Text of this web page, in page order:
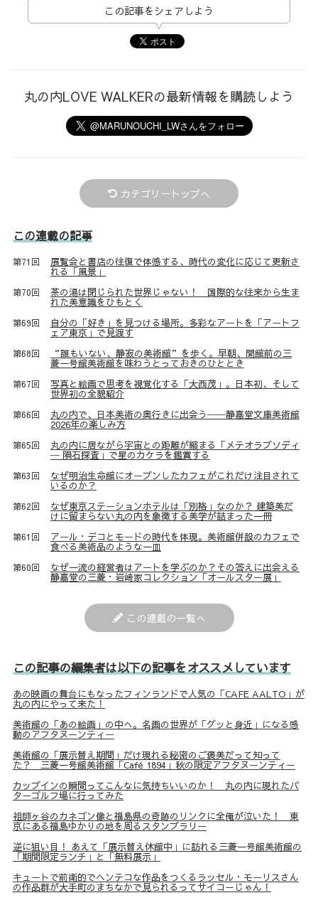
この記事をシェアしよう
丸の内LOVE WALKERの最新情報を購読しよう
カテゴリートップへ
この連載の記事
第71回 展覧会と書店の往復で体感する、時代の変化に応じて更新さ
れる「風景」
第70回 茶の湯は閉じられた世界じゃない！ 国際的な往来から生ま
れた美意識をひもとく
第69回 自分の「好き」を見つける場所。多彩なアートを「アートフ
ェア東京」で見渡す
第68回 “誰もいない、静寂の美術館”を歩く。早朝、開館前の三
菱一号館美術館を味わうとっておきのひととき
第67回 写真と絵画で思考を視覚化する「大西茂」。日本初、そして
世界初の全貌紹介
第66回 丸の内で、日本美術の奥行きに出会う──静嘉堂文庫美術館
2026年の楽しみ方
第65回 丸の内に居ながら宇宙との距離が縮まる「メテオラプソディ
─ 隕石探査」で星のカケラを鑑賞する
第63回 なぜ明治生命館にオープンしたカフェがこれだけ注目されて
いるのか？
第62回 なぜ東京ステーションホテルは「別格」なのか？ 建築美だ
けに留まらない丸の内を象徴する美学が詰まった一冊
第61回 アール・デコとモードの時代を体現。美術館併設のカフェで
食べる美術品のような一皿
第60回 なぜ一流の経営者はアートを学ぶのか？その答えに出会える
静嘉堂の三菱・岩﨑家コレクション「オールスター展」
この連載の一覧へ
この記事の編集者は以下の記事をオススメしています
あの映画の舞台にもなったフィンランドで人気の「CAFE AALTO」が
丸の内にやって来た！
美術館の「あの絵画」の中へ。名画の世界が「グッと身近」になる感
動のアフタヌーンティー
美術館の「展示替え期間」だけ現れる秘密のご褒美だって知って
た？ 三菱一号館美術館「Café 1894」秋の限定アフタヌーンティー
カップインの瞬間ってこんなに気持ちいいのか！ 丸の内に現れたパ
ターゴルフ場に行ってみた
祖師ヶ谷のカネゴン像と福島県の奇跡のリンクに全俺が泣いた！ 東
京にある福島ゆかりの地を周るスタンプラリー
逆に狙い目！ あえて「展示替え休館中」に訪れる三菱一号館美術館の
「期間限定ランチ」と「無料展示」
キュートで前衛的でヘンテコな作品をつくるラッセル・モーリスさん
の作品群が大手町のまちなかで見られるってサイコーじゃん！